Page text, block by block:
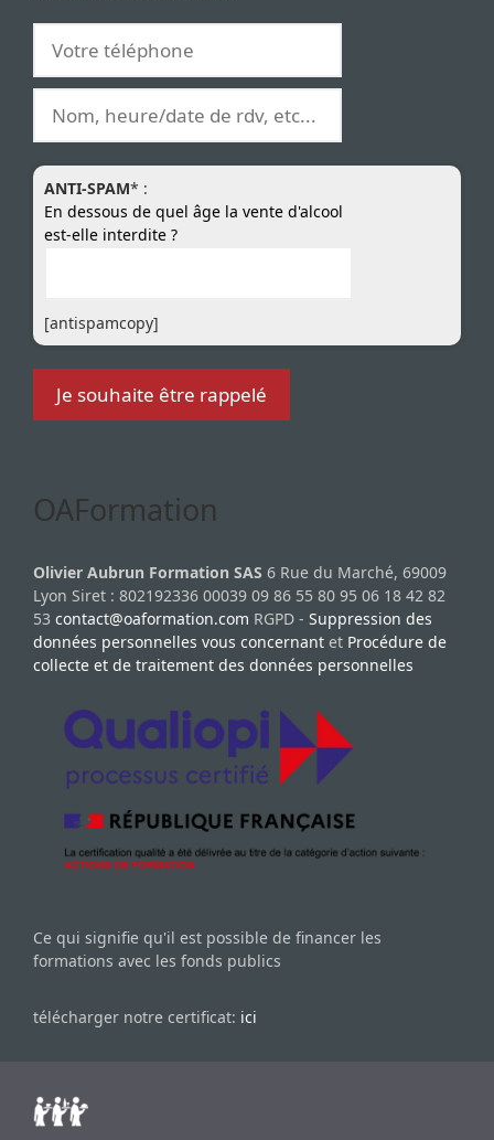
ANTI-SPAM* :
En dessous de quel âge la vente d'alcool
est-elle interdite ?
[antispamcopy]
OAFormation
Olivier Aubrun Formation SAS 6 Rue du Marché, 69009
Lyon Siret : 802192336 00039 09 86 55 80 95 06 18 42 82
53 contact@oaformation.com RGPD - Suppression des
données personnelles vous concernant et Procédure de
collecte et de traitement des données personnelles
Ce qui signifie qu'il est possible de financer les
formations avec les fonds publics
télécharger notre certificat: ici